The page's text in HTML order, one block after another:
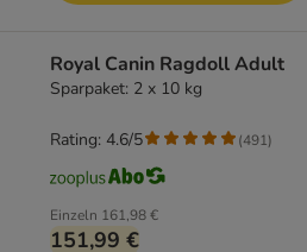
Royal Canin Ragdoll Adult
Sparpaket: 2 x 10 kg
Einzeln 161,98 €
151,99 €
Rating: 4.6/5 (491)